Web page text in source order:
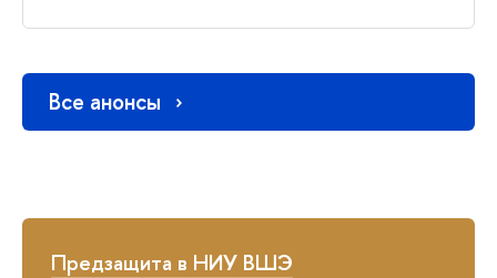
Предзащита в НИУ ВШЭ
Все анонсы